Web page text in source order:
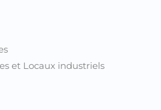
et Locaux industriels